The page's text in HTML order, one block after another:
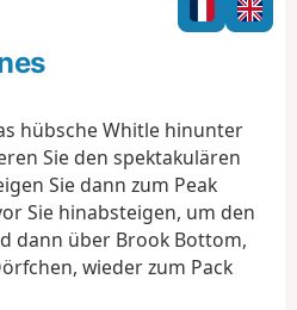
e
n
i
hübsche Whitle hinunter
Sie den spektakulären
Sie dann zum Peak
Sie hinabsteigen, um den
dann über Brook Bottom,
wieder zum Pack